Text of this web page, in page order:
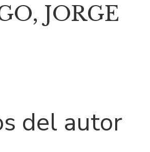
JORGE
del autor